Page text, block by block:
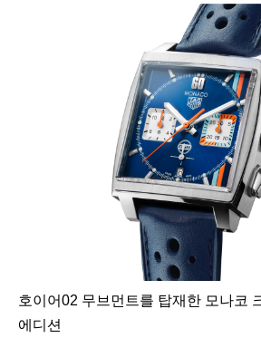
호이어02 무브먼트를 탑재한 모나코
에디션